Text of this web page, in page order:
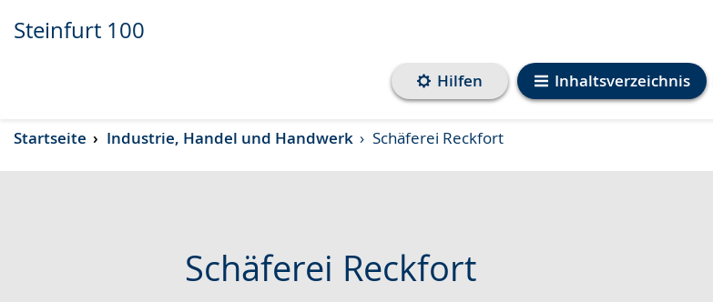
Transkript anzeigen
Abspielen
Pausieren
Steinfurt 100
Inhaltsverzeichnis
Hilfen
Startseite Industrie, Handel und Handwerk Schäferei Reckfort
Schäferei Reckfort